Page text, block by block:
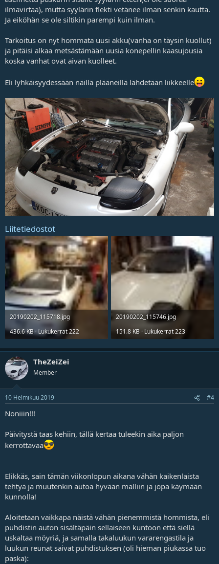
ilmavirtaa), mutta syylärin flekti vetänee ilman senkin kautta.
Ja eiköhän se ole siltikin parempi kuin ilman.
Tarkoitus on nyt hommata uusi akku(vanha on täysin kuollut)
ja pitäisi alkaa metsästämään uusia konepellin kaasujousia
koska vanhat ovat aivan kuolleet.
Eli lyhkäisyydessään näillä plääneillä lähdetään liikkeelle
Liitetiedostot
20190202_115718.jpg
436.6 KB · Lukukerrat 222
20190202_115746.jpg
151.8 KB · Lukukerrat 223
TheZeiZei
Member
10 Helmikuu 2019 #4
Noniiin!!!
Päivitystä taas kehiin, tällä kertaa tuleekin aika paljon
kerrottavaa
Elikkäs, sain tämän viikonlopun aikana vähän kaikenlaista
tehtyä ja muutenkin autoa hyvään malliin ja jopa käymään
kunnolla!
Aloitetaan vaikkapa näistä vähän pienemmistä hommista, eli
puhdistin auton sisältäpäin sellaiseen kuntoon että siellä
uskaltaa möyriä, ja samalla takaluukun vararengastila ja
luukun reunat saivat puhdistuksen (oli hieman piukassa tuo
paska):